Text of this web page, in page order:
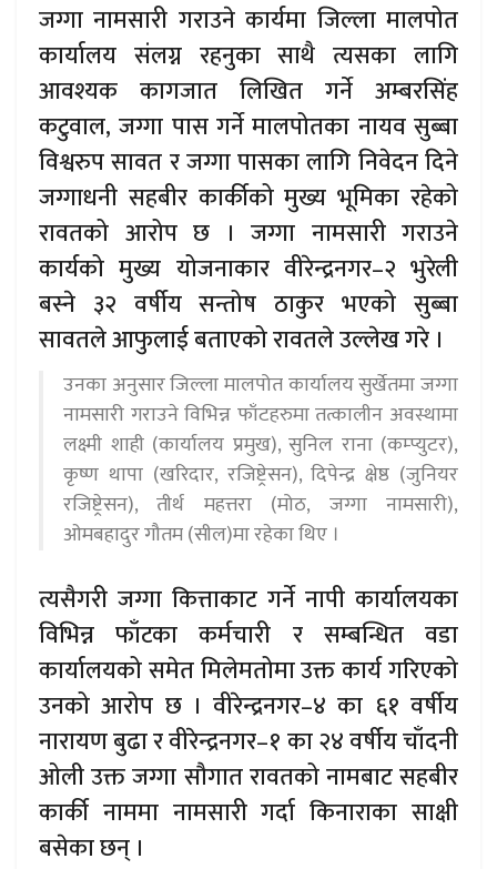
जग्गा नामसारी गराउने कार्यमा जिल्ला मालपोत
कार्यालय संलग्न रहनुका साथै त्यसका लागि
आवश्यक कागजात लिखित गर्ने अम्बरसिंह
कटुवाल, जग्गा पास गर्ने मालपोतका नायव सुब्बा
विश्वरुप सावत र जग्गा पासका लागि निवेदन दिने
जग्गाधनी सहबीर कार्कीको मुख्य भूमिका रहेको
रावतको आरोप छ । जग्गा नामसारी गराउने
कार्यको मुख्य योजनाकार वीरेन्द्रनगर–२ भुरेली
बस्ने ३२ वर्षीय सन्तोष ठाकुर भएको सुब्बा
सावतले आफुलाई बताएको रावतले उल्लेख गरे ।
उनका अनुसार जिल्ला मालपोत कार्यालय सुर्खेतमा जग्गा
नामसारी गराउने विभिन्न फाँटहरुमा तत्कालीन अवस्थामा
लक्ष्मी शाही (कार्यालय प्रमुख), सुनिल राना (कम्प्युटर),
कृष्ण थापा (खरिदार, रजिष्ट्रेसन), दिपेन्द्र क्षेष्ठ (जुनियर
रजिष्ट्रेसन), तीर्थ महत्तरा (मोठ, जग्गा नामसारी),
ओमबहादुर गौतम (सील)मा रहेका थिए ।
त्यसैगरी जग्गा कित्ताकाट गर्ने नापी कार्यालयका
विभिन्न फाँटका कर्मचारी र सम्बन्धित वडा
कार्यालयको समेत मिलेमतोमा उक्त कार्य गरिएको
उनको आरोप छ । वीरेन्द्रनगर–४ का ६१ वर्षीय
नारायण बुढा र वीरेन्द्रनगर–१ का २४ वर्षीय चाँदनी
ओली उक्त जग्गा सौगात रावतको नामबाट सहबीर
कार्की नाममा नामसारी गर्दा किनाराका साक्षी
बसेका छन् ।